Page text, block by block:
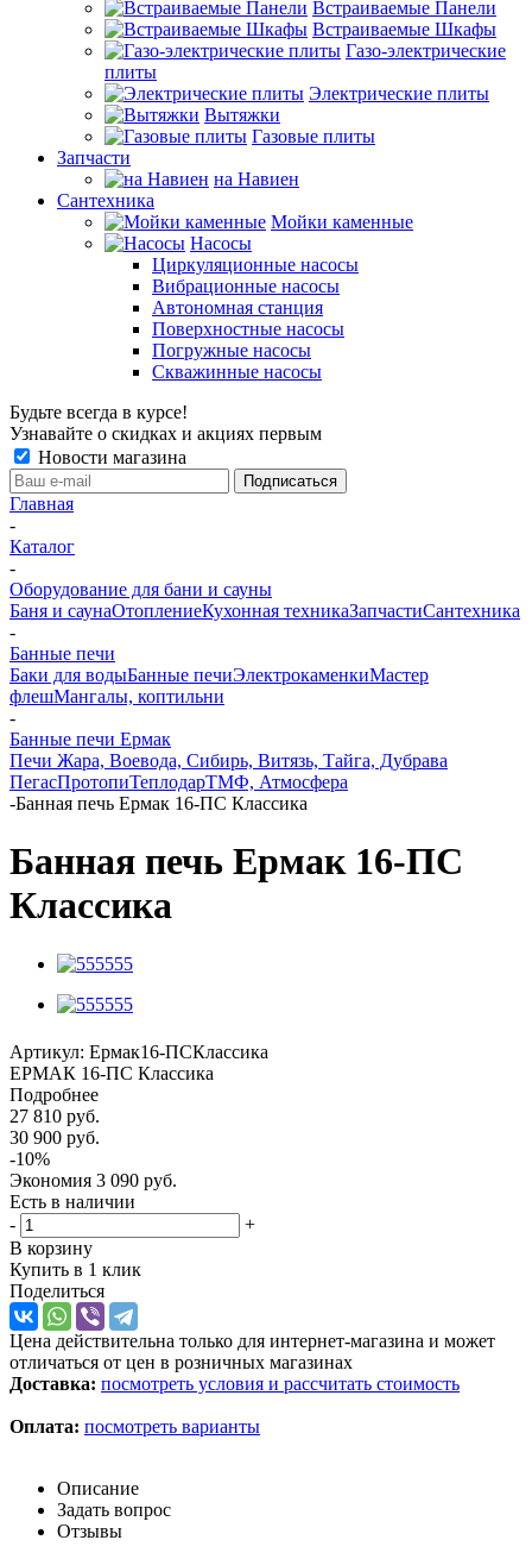
Встраиваемые Панели
Встраиваемые Шкафы
Газо-электрические
плиты
Электрические плиты
Вытяжки
Газовые плиты
Запчасти
на Навиен
Сантехника
Мойки каменные
Насосы
Циркуляционные насосы
Вибрационные насосы
Автономная станция
Поверхностные насосы
Погружные насосы
Скважинные насосы
Будьте всегда в курсе!
Узнавайте о скидках и акциях первым
Новости магазина
Главная
-
Каталог
-
Оборудование для бани и сауны
Баня и саунаОтоплениеКухонная техникаЗапчастиСантехника
-
Банные печи
Баки для водыБанные печиЭлектрокаменкиМастер
флешМангалы, коптильни
-
Банные печи Ермак
Печи Жара, Воевода, Сибирь, Витязь, Тайга, Дубрава
ПегасПротопиТеплодарТМФ, Атмосфера
-Банная печь Ермак 16-ПС Классика
Банная печь Ермак 16-ПС
Классика
Артикул: Ермак16-ПСКлассика
ЕРМАК 16-ПС Классика
Подробнее
27 810 руб.
30 900 руб.
-10%
Экономия 3 090 руб.
Есть в наличии
-
+
В корзину
Купить в 1 клик
Поделиться
Цена действительна только для интернет-магазина и может
отличаться от цен в розничных магазинах
Доставка: посмотреть условия и рассчитать стоимость
Оплата: посмотреть варианты
Описание
Задать вопрос
Отзывы